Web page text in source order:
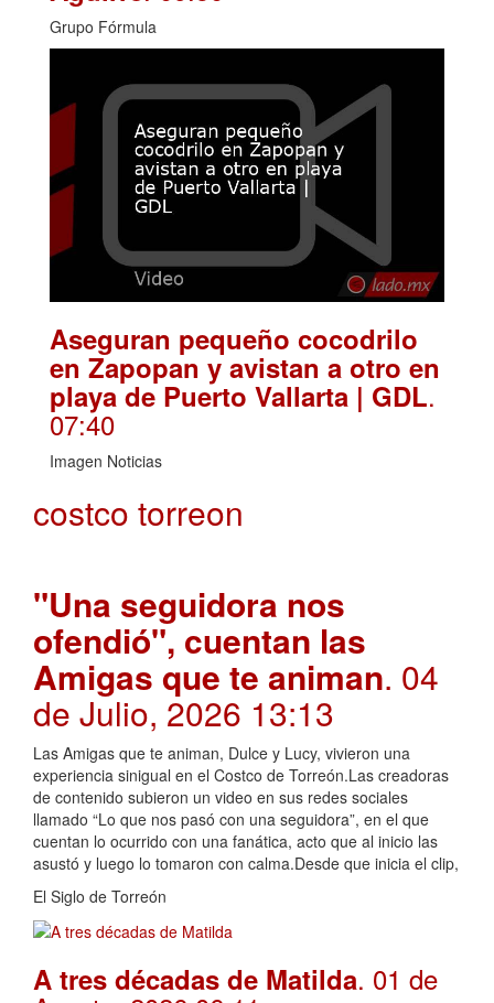
Grupo Fórmula
Aseguran pequeño cocodrilo
en Zapopan y avistan a otro en
playa de Puerto Vallarta | GDL.
07:40
Imagen Noticias
costco torreon
"Una seguidora nos
ofendió", cuentan las
Amigas que te animan. 04
de Julio, 2026 13:13
Las Amigas que te animan, Dulce y Lucy, vivieron una
experiencia sinigual en el Costco de Torreón.Las creadoras
de contenido subieron un video en sus redes sociales
llamado “Lo que nos pasó con una seguidora”, en el que
cuentan lo ocurrido con una fanática, acto que al inicio las
asustó y luego lo tomaron con calma.Desde que inicia el clip,
El Siglo de Torreón
A tres décadas de Matilda. 01 de